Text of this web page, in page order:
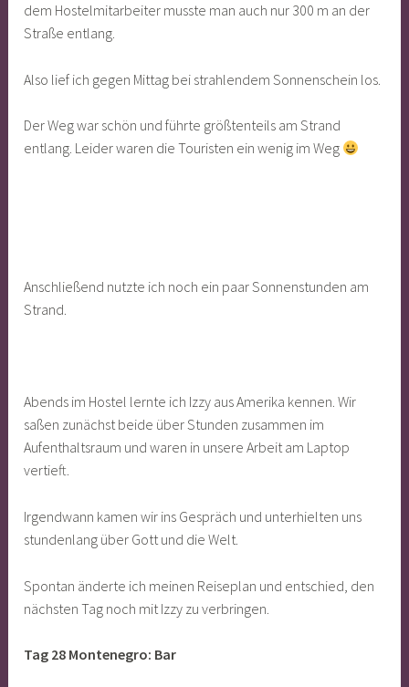
dem Hostelmitarbeiter musste man auch nur 300 m an der
Straße entlang.
Also lief ich gegen Mittag bei strahlendem Sonnenschein los.
Der Weg war schön und führte größtenteils am Strand
entlang. Leider waren die Touristen ein wenig im Weg
Anschließend nutzte ich noch ein paar Sonnenstunden am
Strand.
Abends im Hostel lernte ich Izzy aus Amerika kennen. Wir
saßen zunächst beide über Stunden zusammen im
Aufenthaltsraum und waren in unsere Arbeit am Laptop
vertieft.
Irgendwann kamen wir ins Gespräch und unterhielten uns
stundenlang über Gott und die Welt.
Spontan änderte ich meinen Reiseplan und entschied, den
nächsten Tag noch mit Izzy zu verbringen.
Tag 28 Montenegro: Bar